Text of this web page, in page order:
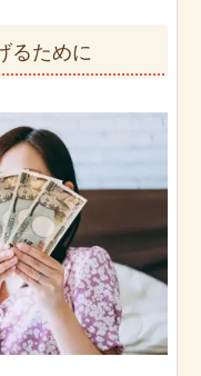
るために